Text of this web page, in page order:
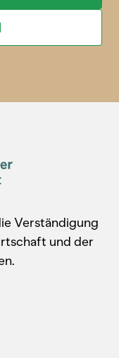
Verständigung
und der